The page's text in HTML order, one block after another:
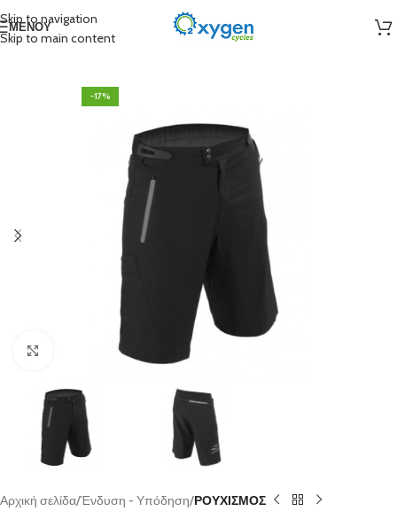
Skip to navigation
Skip to main content
ΜΕΝΟΎ
-17%
Click to enlarge
Αρχική σελίδα Ένδυση - Υπόδηση ΡΟΥΧΙΣΜΟΣ